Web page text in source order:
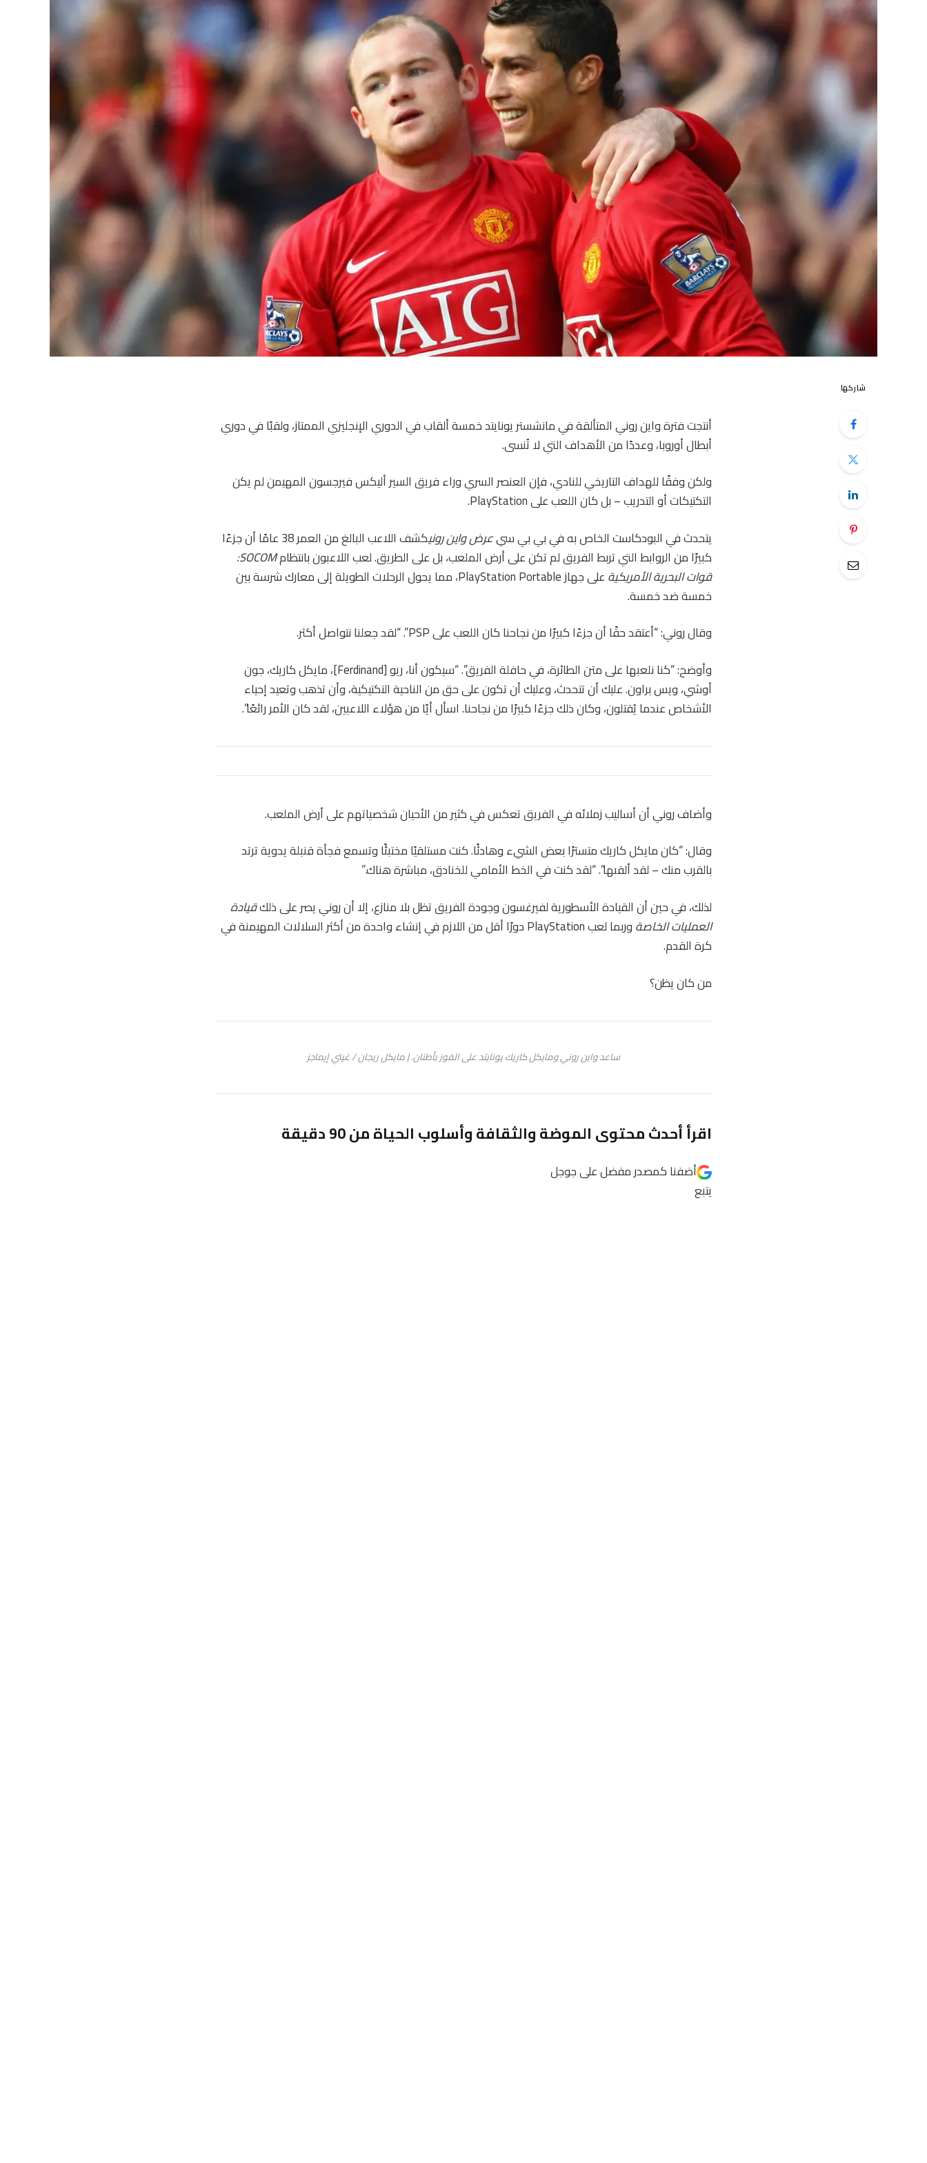
شاركها
أنتجت فترة واين روني المتألقة في مانشستر يونايتد خمسة ألقاب في الدوري الإنجليزي الممتاز، ولقبًا في دوري
أبطال أوروبا، وعددًا من الأهداف التي لا تُنسى.
ولكن وفقًا للهداف التاريخي للنادي، فإن العنصر السري وراء فريق السير أليكس فيرجسون المهيمن لم يكن
التكتيكات أو التدريب – بل كان اللعب على PlayStation.
يتحدث في البودكاست الخاص به في بي بي سيعرض واين روني
كشف اللاعب البالغ من العمر 38 عامًا أن جزءًا
كبيرًا من الروابط التي تربط الفريق لم تكن على أرض الملعب، بل على الطريق. لعب اللاعبون بانتظام
SOCOM:
قوات البحرية الأمريكية
على جهاز PlayStation Portable، مما يحول الرحلات الطويلة إلى معارك شرسة بين
خمسة ضد خمسة.
وقال روني: “أعتقد حقًا أن جزءًا كبيرًا من نجاحنا كان اللعب على PSP”. “لقد جعلنا نتواصل أكثر.
وأوضح: “كنا نلعبها على متن الطائرة، في حافلة الفريق”. “سيكون أنا، ريو [Ferdinand]، مايكل كاريك، جون
أوشي، ويس براون. عليك أن تتحدث، وعليك أن تكون على حق من الناحية التكتيكية، وأن تذهب وتعيد إحياء
الأشخاص عندما يُقتلون، وكان ذلك جزءًا كبيرًا من نجاحنا. اسأل أيًا من هؤلاء اللاعبين، لقد كان الأمر رائعًا”.
وأضاف روني أن أساليب زملائه في الفريق تعكس في كثير من الأحيان شخصياتهم على أرض الملعب.
وقال: “كان مايكل كاريك متسترًا بعض الشيء وهادئًا. كنت مستلقيًا مختبئًا وتسمع فجأة قنبلة يدوية ترتد
بالقرب منك – لقد ألقىها”. “لقد كنت في الخط الأمامي للخنادق، مباشرة هناك.”
لذلك، في حين أن القيادة الأسطورية لفيرغسون وجودة الفريق تظل بلا منازع، إلا أن روني يصر على ذلكقيادة
العمليات الخاصة
وربما لعب PlayStation دورًا أقل من اللازم في إنشاء واحدة من أكثر السلالات المهيمنة في
كرة القدم.
من كان يظن؟
ساعد واين روني ومايكل كاريك يونايتد على الفوز بأطنان. | مايكل ريجان / غيتي إيماجز
اقرأ أحدث محتوى الموضة والثقافة وأسلوب الحياة من 90 دقيقة
أضفنا كمصدر مفضل علىجوجل
يتبع